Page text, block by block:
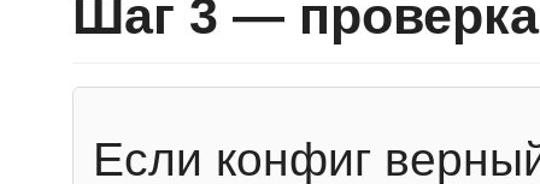
Шаг 3 — проверка
Если конфиг